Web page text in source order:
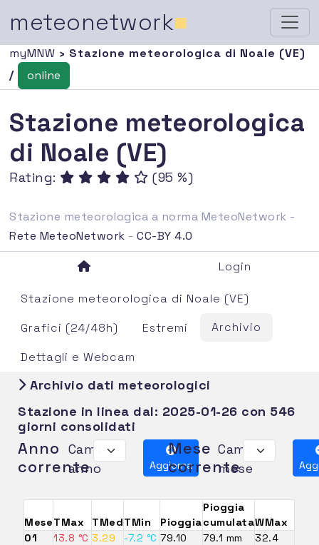
meteonetwork■
myMNW › Stazione meteorologica di Noale (VE)
/
online
Stazione meteorologica
di Noale (VE)
Rating: (95 %)
Stazione meteorologica a norma MeteoNetwork -
Rete MeteoNetwork -CC-BY 4.0
Login
Stazione meteorologica di Noale (VE)
Grafici (24/48h)
Estremi
Archivio
Dettagli e Webcam
Archivio dati meteorologici
Stazione in linea dal: 2025-01-26 con 546
giorni consolidati
Anno
corrente
Cambia
anno
Aggiorna
Mese
corrente
Cambia
mese
MeseTMax TMedTMin Pioggia
Pioggia
cumulataWMax
01
13.8 °C 3.29
-7.2 °C 79.10
79.1 mm
32.4